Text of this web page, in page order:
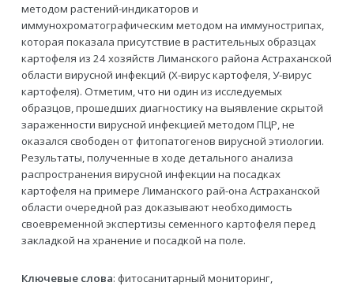
методом растений-индикаторов и
иммунохроматографическим методом на иммунострипах,
которая показала присутствие в растительных образцах
картофеля из 24 хозяйств Лиманского района Астраханской
области вирусной инфекций (Х-вирус картофеля, У-вирус
картофеля). Отметим, что ни один из исследуемых
образцов, прошедших диагностику на выявление скрытой
зараженности вирусной инфекцией методом ПЦР, не
оказался свободен от фитопатогенов вирусной этиологии.
Результаты, полученные в ходе детального анализа
распространения вирусной инфекции на посадках
картофеля на примере Лиманского рай-она Астраханской
области очередной раз доказывают необходимость
своевременной экспертизы семенного картофеля перед
закладкой на хранение и посадкой на поле.
Ключевые слова: фитосанитарный мониторинг,